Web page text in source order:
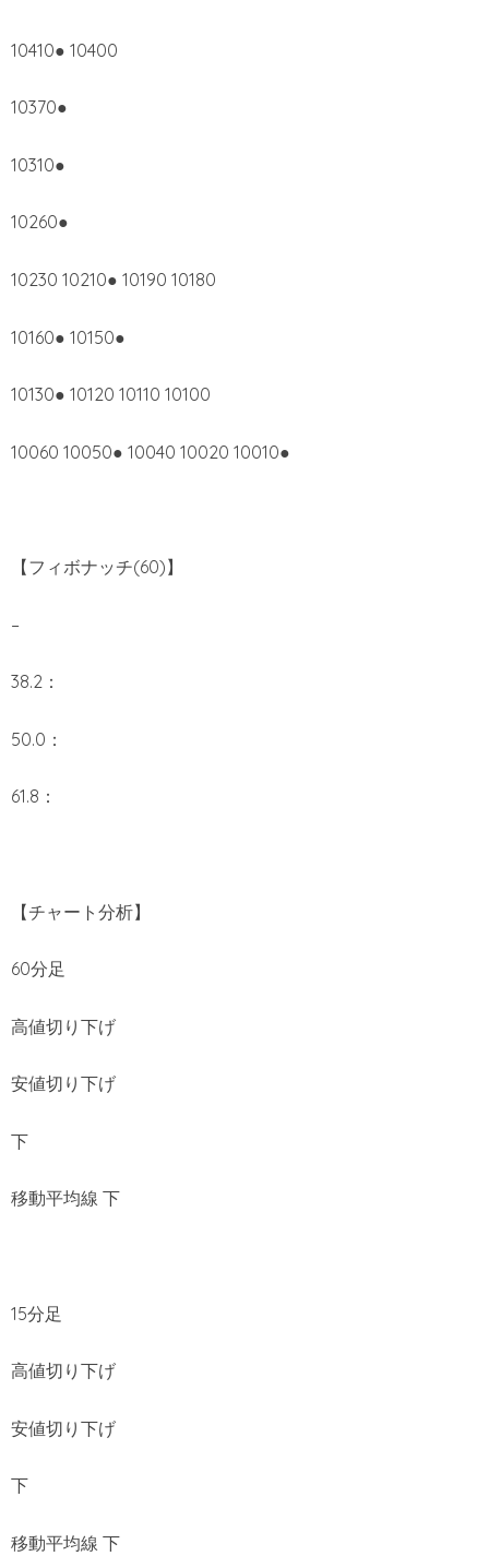
10410● 10400
10370●
10310●
10260●
10230 10210● 10190 10180
10160● 10150●
10130● 10120 10110 10100
10060 10050● 10040 10020 10010●
【フィボナッチ(60)】
–
38.2：
50.0：
61.8：
【チャート分析】
60分足
高値切り下げ
安値切り下げ
下
移動平均線 下
15分足
高値切り下げ
安値切り下げ
下
移動平均線 下